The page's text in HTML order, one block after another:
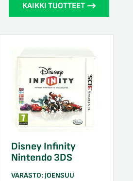
KAIKKI TUOTTEET
Disney Infinity
Nintendo 3DS
VARASTO:JOENSUU